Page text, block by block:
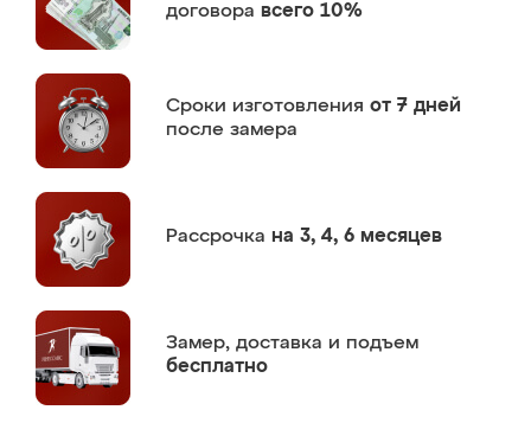
договора всего 10%
Сроки изготовления от 7 дней
после замера
Рассрочка на 3, 4, 6 месяцев
Замер, доставка и подъем
бесплатно